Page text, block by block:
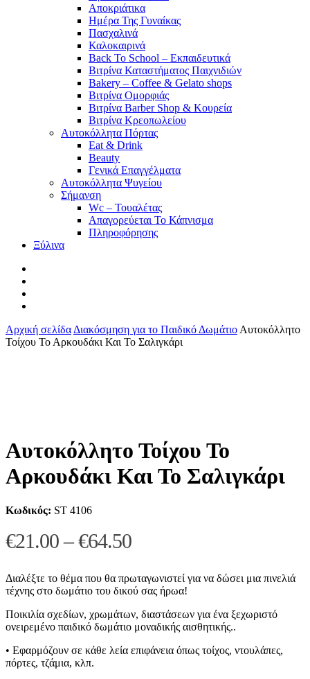
Αποκριάτικα
Ημέρα Της Γυναίκας
Πασχαλινά
Καλοκαιρινά
Back To School – Εκπαιδευτικά
Βιτρίνα Καταστήματος Παιχνιδιών
Bakery – Coffee & Gelato shops
Βιτρίνα Ομορφιάς
Βιτρίνα Barber Shop & Κουρεία
Βιτρίνα Κρεοπωλείου
Αυτοκόλλητα Πόρτας
Eat & Drink
Beauty
Γενικά Επαγγέλματα
Αυτοκόλλητα Ψυγείου
Σήμανση
Wc – Τουαλέτας
Απαγορεύεται Το Κάπνισμα
Πληροφόρησης
Ξύλινα
Αρχική σελίδα Διακόσμηση για το Παιδικό Δωμάτιο Αυτοκόλλητο
Τοίχου Το Αρκουδάκι Και Το Σαλιγκάρι
Αυτοκόλλητο Τοίχου Το
Αρκουδάκι Και Το Σαλιγκάρι
Κωδικός: ST 4106
€21.00 – €64.50Price
€21.00
through
€64.50
Διαλέξτε το θέμα που θα πρωταγωνιστεί για να δώσει μια πινελιά
τέχνης στο δωμάτιο του δικού σας ήρωα!
Ποικιλία σχεδίων, χρωμάτων, διαστάσεων για ένα ξεχωριστό
ονειρεμένο παιδικό δωμάτιο μοναδικής αισθητικής..
• Εφαρμόζουν σε κάθε λεία επιφάνεια όπως τοίχος, ντουλάπες,
πόρτες, τζάμια, κλπ.